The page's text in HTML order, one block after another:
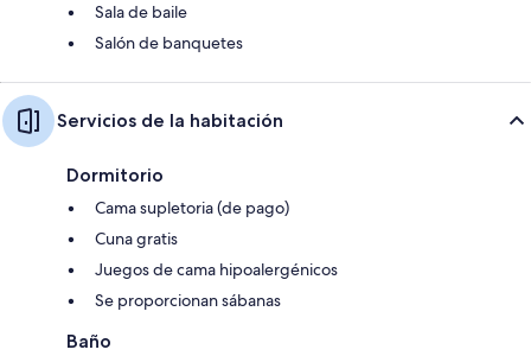
Sala de baile
Salón de banquetes
Servicios de la habitación
Dormitorio
Cama supletoria (de pago)
Cuna gratis
Juegos de cama hipoalergénicos
Se proporcionan sábanas
Baño